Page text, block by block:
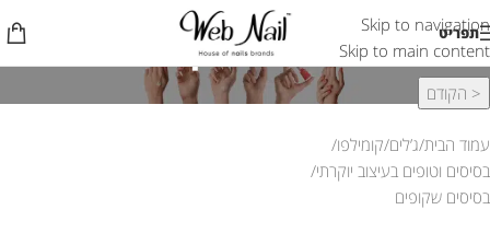
Skip to navigation
Skip to main content
תפריט בסיסים שקופים
< הקודם
עמוד הבית ג’לים קומילפו
בסיסים וטופים בעיצוב יוקרתי
בסיסים שקופים